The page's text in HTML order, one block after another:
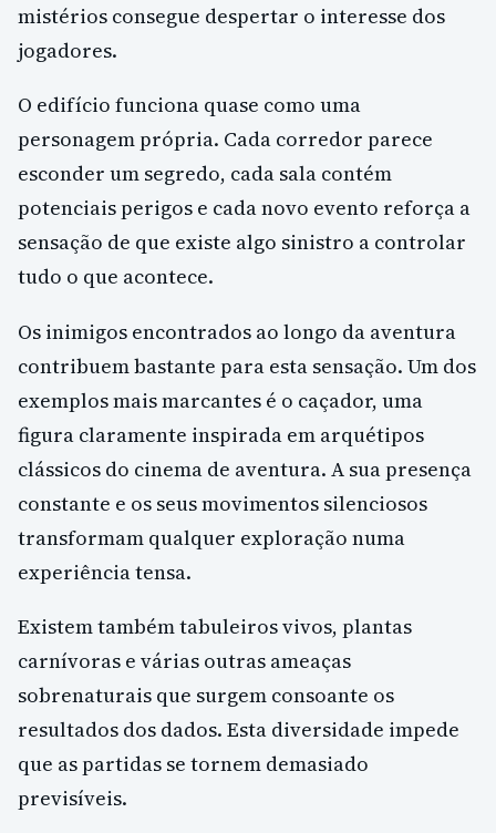
mistérios consegue despertar o interesse dos
jogadores.
O edifício funciona quase como uma
personagem própria. Cada corredor parece
esconder um segredo, cada sala contém
potenciais perigos e cada novo evento reforça a
sensação de que existe algo sinistro a controlar
tudo o que acontece.
Os inimigos encontrados ao longo da aventura
contribuem bastante para esta sensação. Um dos
exemplos mais marcantes é o caçador, uma
figura claramente inspirada em arquétipos
clássicos do cinema de aventura. A sua presença
constante e os seus movimentos silenciosos
transformam qualquer exploração numa
experiência tensa.
Existem também tabuleiros vivos, plantas
carnívoras e várias outras ameaças
sobrenaturais que surgem consoante os
resultados dos dados. Esta diversidade impede
que as partidas se tornem demasiado
previsíveis.